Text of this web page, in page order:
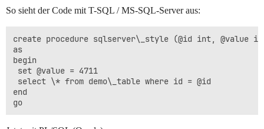
So sieht der Code mit T-SQL / MS-SQL-Server aus:
create procedure sqlserver\_style (@id int, @value
as
begin
set @value = 4711
select \* from demo\_table where id = @id
end